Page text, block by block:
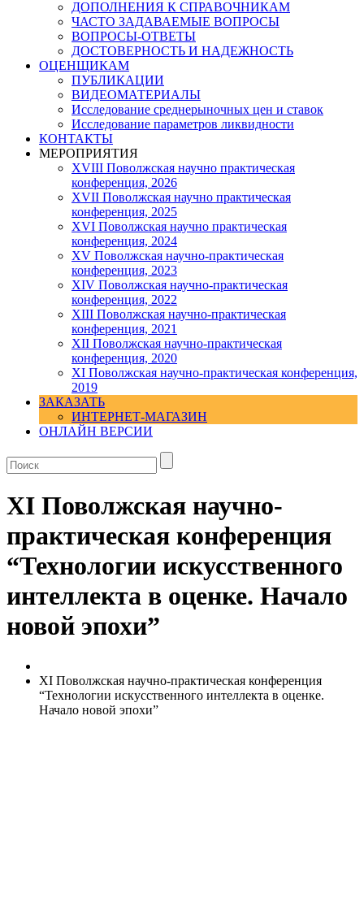
ДОПОЛНЕНИЯ К СПРАВОЧНИКАМ
ЧАСТО ЗАДАВАЕМЫЕ ВОПРОСЫ
ВОПРОСЫ-ОТВЕТЫ
ДОСТОВЕРНОСТЬ И НАДЕЖНОСТЬ
ОЦЕНЩИКАМ
ПУБЛИКАЦИИ
ВИДЕОМАТЕРИАЛЫ
Исследование среднерыночных цен и ставок
Исследование параметров ликвидности
КОНТАКТЫ
МЕРОПРИЯТИЯ
XVIII Поволжская научно практическая
конференция, 2026
XVII Поволжская научно практическая
конференция, 2025
XVI Поволжская научно практическая
конференция, 2024
ХV Поволжская научно-практическая
конференция, 2023
ХIV Поволжская научно-практическая
конференция, 2022
ХIII Поволжская научно-практическая
конференция, 2021
ХII Поволжская научно-практическая
конференция, 2020
XI Поволжская научно-практическая конференция,
2019
ЗАКАЗАТЬ
ИНТЕРНЕТ-МАГАЗИН
ОНЛАЙН ВЕРСИИ
XI Поволжская научно-
практическая конференция
“Технологии искусственного
интеллекта в оценке. Начало
новой эпохи”
XI Поволжская научно-практическая конференция
“Технологии искусственного интеллекта в оценке.
Начало новой эпохи”